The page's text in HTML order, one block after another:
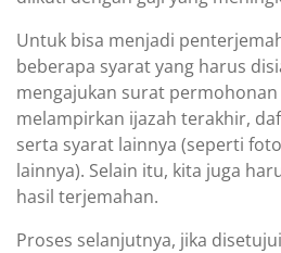
Untuk bisa menjadi
beberapa syarat yang harus
mengajukan surat
melampirkan ijazah terakhir,
serta syarat lainnya (seperti
lainnya). Selain itu, kita juga
hasil terjemahan.
Proses selanjutnya, jika